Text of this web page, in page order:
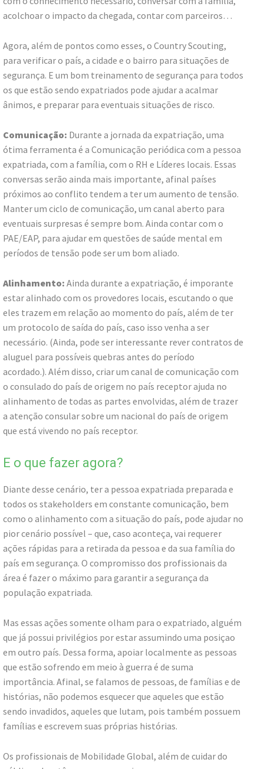
acolchoar o impacto da chegada, contar com parceiros…
Agora, além de pontos como esses, o Country Scouting,
para verificar o país, a cidade e o bairro para situações de
segurança. E um bom treinamento de segurança para todos
os que estão sendo expatriados pode ajudar a acalmar
ânimos, e preparar para eventuais situações de risco.
Comunicação: Durante a jornada da expatriação, uma
ótima ferramenta é a Comunicação periódica com a pessoa
expatriada, com a família, com o RH e Líderes locais. Essas
conversas serão ainda mais importante, afinal países
próximos ao conflito tendem a ter um aumento de tensão.
Manter um ciclo de comunicação, um canal aberto para
eventuais surpresas é sempre bom. Ainda contar com o
PAE/EAP, para ajudar em questões de saúde mental em
períodos de tensão pode ser um bom aliado.
Alinhamento: Ainda durante a expatriação, é imporante
estar alinhado com os provedores locais, escutando o que
eles trazem em relação ao momento do país, além de ter
um protocolo de saída do país, caso isso venha a ser
necessário. (Ainda, pode ser interessante rever contratos de
aluguel para possíveis quebras antes do período
acordado.). Além disso, criar um canal de comunicação com
o consulado do país de origem no país receptor ajuda no
alinhamento de todas as partes envolvidas, além de trazer
a atenção consular sobre um nacional do país de origem
que está vivendo no país receptor.
E o que fazer agora?
Diante desse cenário, ter a pessoa expatriada preparada e
todos os stakeholders em constante comunicação, bem
como o alinhamento com a situação do país, pode ajudar no
pior cenário possível – que, caso aconteça, vai requerer
ações rápidas para a retirada da pessoa e da sua família do
país em segurança. O compromisso dos profissionais da
área é fazer o máximo para garantir a segurança da
população expatriada.
Mas essas ações somente olham para o expatriado, alguém
que já possui privilégios por estar assumindo uma posiçao
em outro país. Dessa forma, apoiar localmente as pessoas
que estão sofrendo em meio à guerra é de suma
importância. Afinal, se falamos de pessoas, de famílias e de
histórias, não podemos esquecer que aqueles que estão
sendo invadidos, aqueles que lutam, pois também possuem
famílias e escrevem suas próprias histórias.
Os profissionais de Mobilidade Global, além de cuidar do